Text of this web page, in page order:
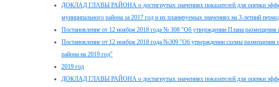
ДОКЛАД ГЛАВЫ РАЙОНА о достигнутых значениях показателей для оценки
муниципального района за 2017 год и их планируемых значениях на 3-летний
Постановление от 12 ноября 2018 года № 308 "Об утверждении Плана размещения
Постановление от 12 ноября 2018 года №309 "Об утверждении схемы размещения
района на 2019 год"
2019 год
ДОКЛАД ГЛАВЫ РАЙОНА о достигнутых значениях показателей для оценки